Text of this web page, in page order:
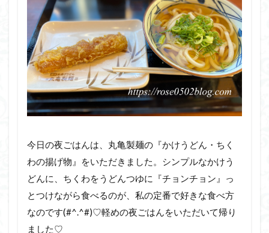
今日の夜ごはんは、丸亀製麺の『かけうどん・ちく
わの揚げ物』をいただきました。シンプルなかけう
どんに、ちくわをうどんつゆに『チョンチョン』っ
とつけながら食べるのが、私の定番で好きな食べ方
なのです(#^.^#)♡軽めの夜ごはんをいただいて帰り
ました♡